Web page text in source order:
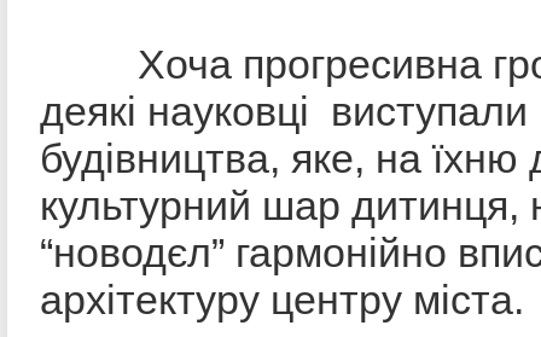
Хоча прогресивна
деякі науковці
будівництва, яке, на їхню
культурний шар дитинця,
“новодєл” гармонійно
архітектуру центру міста.